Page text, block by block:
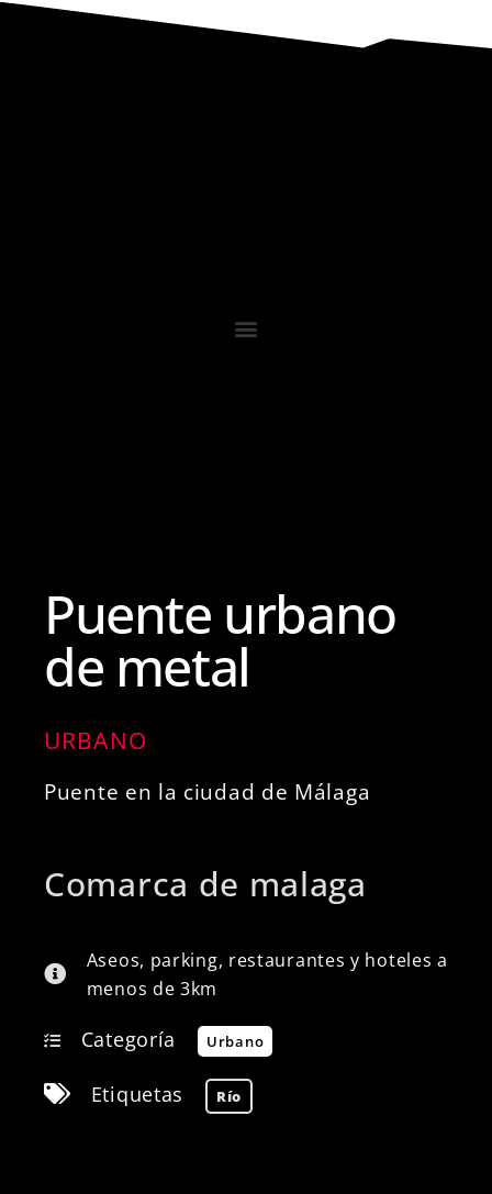
Puente urbano
de metal
URBANO
Puente en la ciudad de Málaga
Comarca de malaga
Aseos, parking, restaurantes y hoteles a
menos de 3km
Categoría Urbano
Etiquetas Río